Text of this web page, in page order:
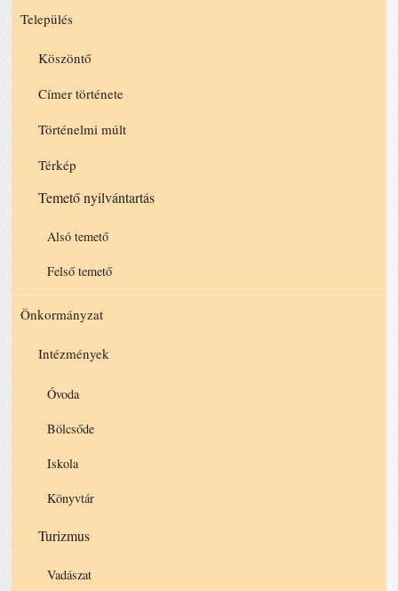
Település
Köszöntő
Címer története
Történelmi múlt
Térkép
Temető nyilvántartás
Alsó temető
Felső temető
Önkormányzat
Intézmények
Óvoda
Bölcsőde
Iskola
Könyvtár
Turizmus
Vadászat